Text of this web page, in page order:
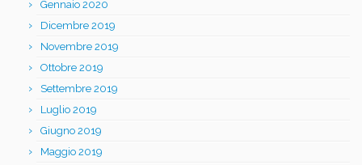
Gennaio 2020
Dicembre 2019
Novembre 2019
Ottobre 2019
Settembre 2019
Luglio 2019
Giugno 2019
Maggio 2019